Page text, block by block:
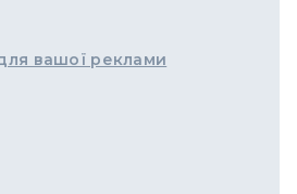
вашої реклами